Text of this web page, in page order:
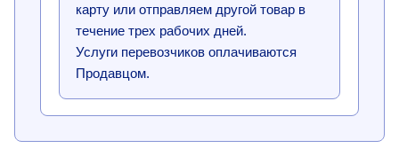
карту или отправляем другой товар в
течение трех рабочих дней.
Услуги перевозчиков оплачиваются
Продавцом.